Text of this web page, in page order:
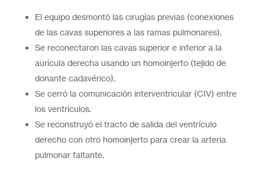
El equipo desmontó las cirugías previas (conexiones
de las cavas superiores a las ramas pulmonares).
Se reconectaron las cavas superior e inferior a la
aurícula derecha usando un homoinjerto (tejido de
donante cadavérico).
Se cerró la comunicación interventricular (CIV) entre
los ventrículos.
Se reconstruyó el tracto de salida del ventrículo
derecho con otro homoinjerto para crear la arteria
pulmonar faltante.